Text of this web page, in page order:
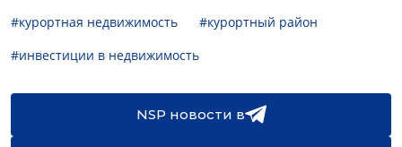
#курортная недвижимость
#курортный район
#инвестиции в недвижимость
NSP новости в